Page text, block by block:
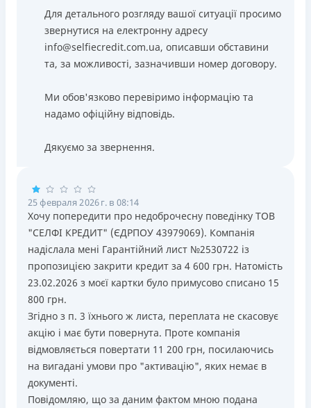
Для детального розгляду вашої ситуації просимо
звернутися на електронну адресу
info@selfiecredit.com.ua, описавши обставини
та, за можливості, зазначивши номер договору.
Ми обов'язково перевіримо інформацію та
надамо офіційну відповідь.
Дякуємо за звернення.
25 февраля 2026 г. в 08:14
Хочу попередити про недоброчесну поведінку ТОВ
"СЕЛФІ КРЕДИТ" (ЄДРПОУ 43979069). Компанія
надіслала мені Гарантійний лист №2530722 із
пропозицією закрити кредит за 4 600 грн. Натомість
23.02.2026 з моєї картки було примусово списано 15
800 грн.
​Згідно з п. 3 їхнього ж листа, переплата не скасовує
акцію і має бути повернута. Проте компанія
відмовляється повертати 11 200 грн, посилаючись
на вигадані умови про "активацію", яких немає в
документі.
​Повідомляю, що за даним фактом мною подана